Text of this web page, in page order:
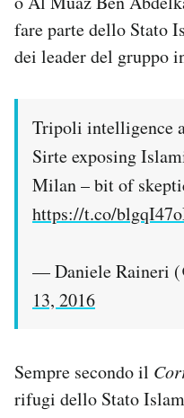
fare parte dello Stato
dei leader del gruppo
Tripoli intelligence
Sirte exposing
Milan – bit of
https://t.co/
— Daniele Raineri
13, 2016
Sempre secondo il
rifugi dello Stato